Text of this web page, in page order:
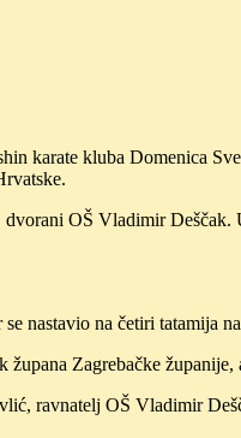
karate kluba Domenica
OŠ Vladimir Deščak.
nastavio na četiri tatamija
Zagrebačke
ravnatelj OŠ Vladimir